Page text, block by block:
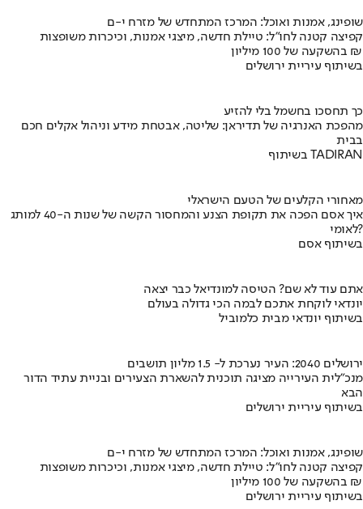
שופינג, אמנות ואוכל: המרכז המתחדש של מזרח י-ם
קפיצה קטנה לחו"ל: טיילת חדשה, מיצגי אמנות, וכיכרות משופצות
בהשקעה של 100 מיליון ₪
בשיתוף עיריית ירושלים
כך תחסכו בחשמל בלי להזיע
מהפכת האנרגיה של תדיראן: שליטה, אבטחת מידע וניהול אקלים חכם
בבית
בשיתוף TADIRAN
מאחורי הקלעים של הטעם הישראלי
איך אסם הפכה את תקופת הצנע והמחסור הקשה של שנות ה-40 למותג
לאומי?
בשיתוף אסם
אתם עוד לא שם? הטיסה למונדיאל כבר יצאה
יונדאי לוקחת אתכם לבמה הכי גדולה בעולם
בשיתוף יונדאי מבית כלמוביל
ירושלים 2040: העיר נערכת ל- 1.5 מליון תושבים
מנכ"לית העירייה מציגה תוכנית להשארת הצעירים ובניית עתיד הדור
הבא
בשיתוף עיריית ירושלים
שופינג, אמנות ואוכל: המרכז המתחדש של מזרח י-ם
קפיצה קטנה לחו"ל: טיילת חדשה, מיצגי אמנות, וכיכרות משופצות
בהשקעה של 100 מיליון ₪
בשיתוף עיריית ירושלים